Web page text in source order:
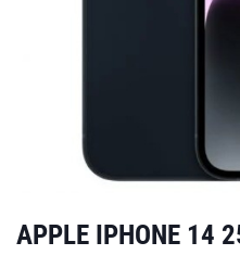
APPLE IPHONE 14